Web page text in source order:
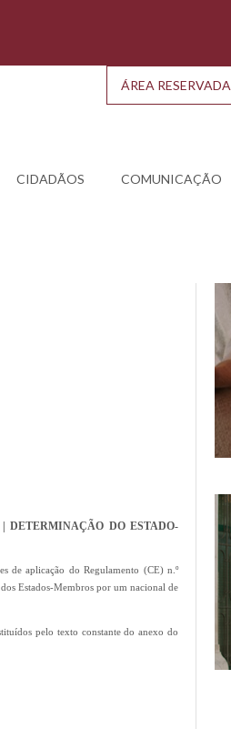
CIDADÃOS COMUNICAÇÃO
ÁREA RESERVADA
DETERMINAÇÃO DO ESTADO-
de aplicação do Regulamento (CE) n.º
Estados-Membros por um nacional de
pelo texto constante do anexo do